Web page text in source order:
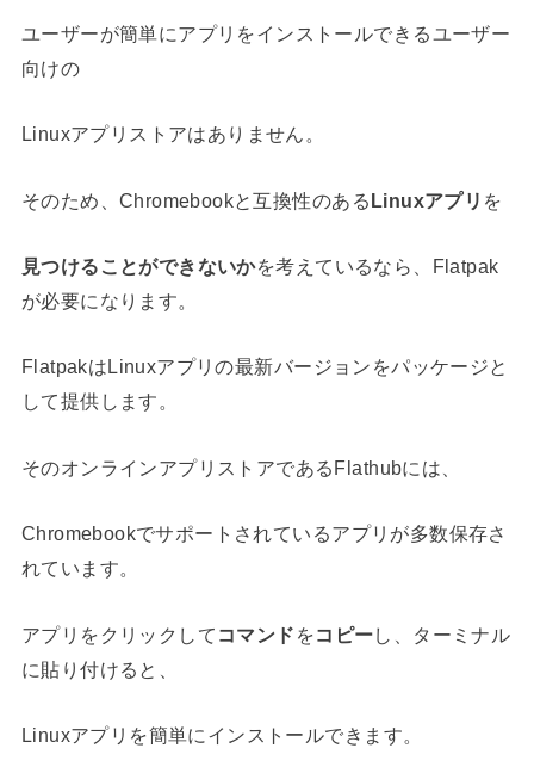
ユーザーが簡単にアプリをインストールできるユーザー
向けの
Linuxアプリストアはありません。
そのため、Chromebookと互換性のあるLinuxアプリ を
見つけることができないかを考えているなら、Flatpak
が必要になります。
FlatpakはLinuxアプリの最新バージョンをパッケージと
して提供します。
そのオンラインアプリストアであるFlathubには、
Chromebookでサポートされているアプリが多数保存さ
れています。
アプリをクリックして コマンド をコピーし、ターミナル
に貼り付けると、
Linuxアプリを簡単にインストールできます。